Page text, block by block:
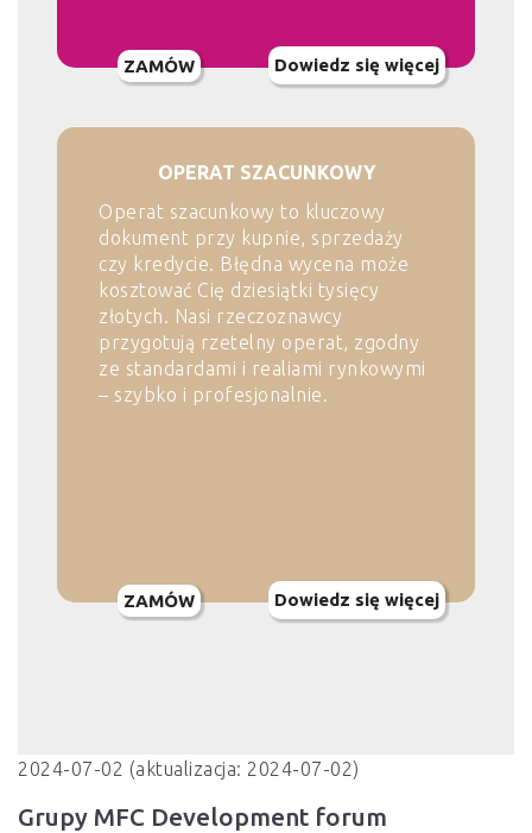
ZAMÓW Dowiedz się więcej
OPERAT SZACUNKOWY
Operat szacunkowy to kluczowy
dokument przy kupnie, sprzedaży
czy kredycie. Błędna wycena może
kosztować Cię dziesiątki tysięcy
złotych. Nasi rzeczoznawcy
przygotują rzetelny operat, zgodny
ze standardami i realiami rynkowymi
– szybko i profesjonalnie.
ZAMÓW Dowiedz się więcej
2024-07-02 (aktualizacja: 2024-07-02)
Grupy MFC Development forum